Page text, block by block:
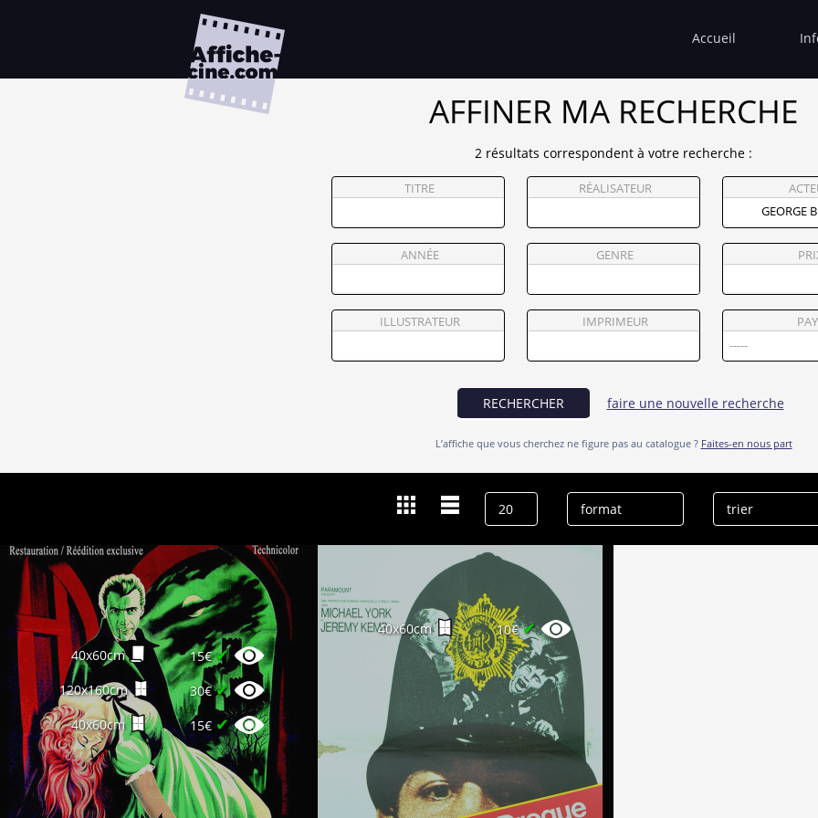
Accueil
AFFINER MA RECHERCHE
2 résultats correspondent à votre recherche :
TITRE RÉALISATEUR
ANNÉE GENRE
ILLUSTRATEUR IMPRIMEUR
RECHERCHER faire une nouvelle recherche
L’affiche que vous cherchez ne figure pas au catalogue ? Faites-en nous part
George Benson
effacer l’historique
40x60cm 15€✔
120x160cm 30€✔
40x60cm 15€✔
40x60cm 10€✔